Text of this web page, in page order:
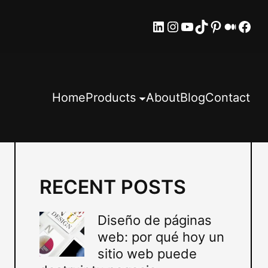
LinkedIn
Instagram
YouTube
TikTok
HomeProducts AboutBlogContact
RECENT POSTS
Diseño de páginas
web: por qué hoy un
sitio web puede